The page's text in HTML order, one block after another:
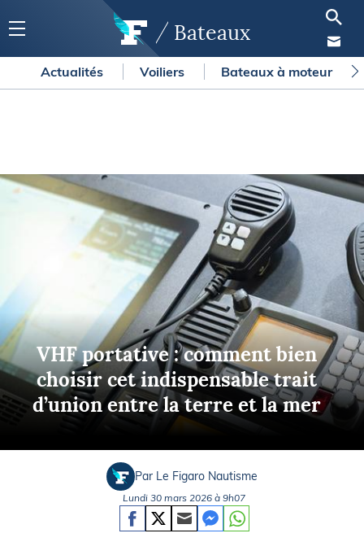
Bateaux
Actualités Voiliers Bateaux à moteur
VHF portative : comment bien
choisir cet indispensable trait
d’union entre la terre et la mer
Par Le Figaro Nautisme
Lundi 30 mars 2026 à 9h07